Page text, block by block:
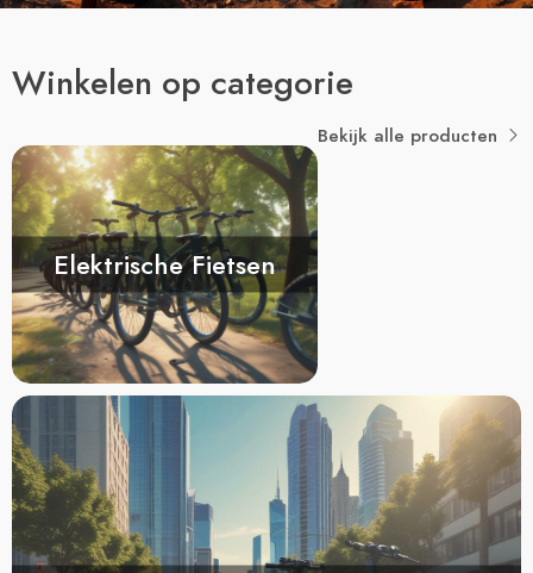
Winkelen op categorie
Bekijk alle producten
Elektrische Fietsen